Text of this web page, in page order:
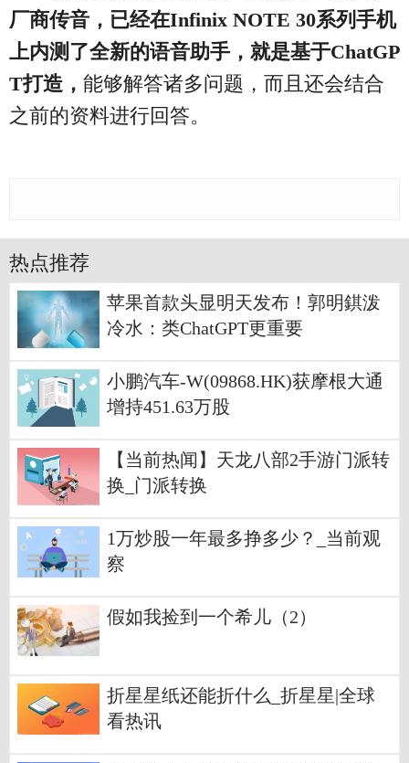
厂商传音，已经在Infinix NOTE 30系列手机
上内测了全新的语音助手，就是基于ChatGP
T打造， 能够解答诸多问题，而且还会结合
之前的资料进行回答。
热点推荐
苹果首款头显明天发布！郭明錤泼
冷水：类ChatGPT更重要
小鹏汽车-W(09868.HK)获摩根大通
增持451.63万股
【当前热闻】天龙八部2手游门派转
换_门派转换
1万炒股一年最多挣多少？_当前观
察
假如我捡到一个希儿（2）
折星星纸还能折什么_折星星|全球
看热讯